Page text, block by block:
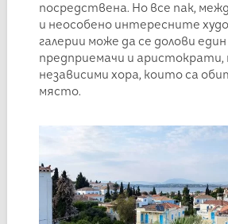
посредствена. Но все пак,
и неособено интересните
галерии може да се долови
предприемачи и аристократи,
независими хора, които са
място.